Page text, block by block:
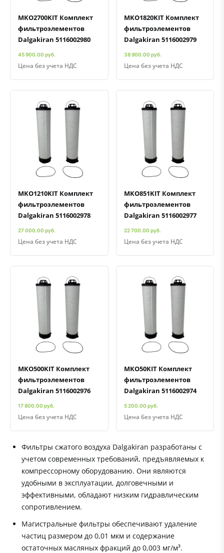
MKO2700KIT Комплект
фильтроэлементов
Dalgakiran 5116002980
45 900.00 руб.
Цена без учета НДС
MKO1820KIT Комплект
фильтроэлементов
Dalgakiran 5116002979
38 900.00 руб.
Цена без учета НДС
MKO1210KIT Комплект
фильтроэлементов
Dalgakiran 5116002978
27 000.00 руб.
Цена без учета НДС
MKO851KIT Комплект
фильтроэлементов
Dalgakiran 5116002977
22 700.00 руб.
Цена без учета НДС
MKO500KIT Комплект
фильтроэлементов
Dalgakiran 5116002976
17 800.00 руб.
Цена без учета НДС
MKO50KIT Комплект
фильтроэлементов
Dalgakiran 5116002974
5 200.00 руб.
Цена без учета НДС
Фильтры сжатого воздуха Dalgakiran разработаны с
учетом современных требований, предъявляемых к
компрессорному оборудованию. Они являются
удобными в эксплуатации, долговечными и
эффективными, обладают низким гидравлическим
сопротивлением.
Магистральные фильтры обеспечивают удаление
частиц размером до 0,01 мкм и содержание
остаточных масляных фракций до 0,003 мг/м³.